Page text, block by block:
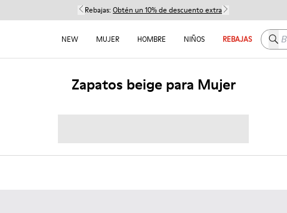
Rebajas: Obtén un 10% de descuento extra
NEW MUJER HOMBRE NIÑOS REBAJAS
Zapatos beige para Mujer